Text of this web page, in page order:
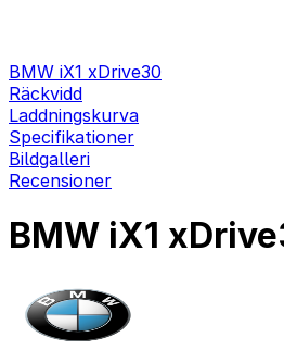
BMW iX1 xDrive30
Räckvidd
Laddningskurva
Specifikationer
Bildgalleri
Recensioner
BMW iX1